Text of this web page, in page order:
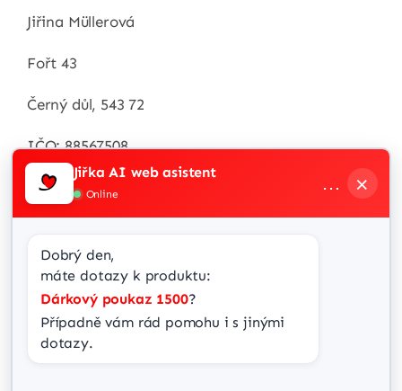
Jiřina Müllerová
Fořt 43
Černý důl, 543 72
IČO: 88567508
Zákaznická linka
+420 / 732 538 287
info@jir-ka.cz
Jiřka AI web asistent
Online … ×
Dobrý den,
máte dotazy k produktu:
Dárkový poukaz 1500?
Případně vám rád pomohu i s jinými
dotazy.